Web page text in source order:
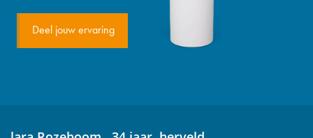
Deel jouw ervaring